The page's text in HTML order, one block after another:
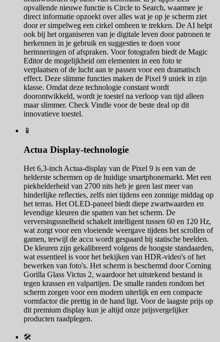
opvallende nieuwe functie is Circle to Search, waarmee je
direct informatie opzoekt over alles wat je op je scherm ziet
door er simpelweg een cirkel omheen te trekken. De AI helpt
ook bij het organiseren van je digitale leven door patronen te
herkennen in je gebruik en suggesties te doen voor
herinneringen of afspraken. Voor fotografen biedt de Magic
Editor de mogelijkheid om elementen in een foto te
verplaatsen of de lucht aan te passen voor een dramatisch
effect. Deze slimme functies maken de Pixel 9 uniek in zijn
klasse. Omdat deze technologie constant wordt
doorontwikkeld, wordt je toestel na verloop van tijd alleen
maar slimmer. Check Vindle voor de beste deal op dit
innovatieve toestel.
📱
Actua Display-technologie
Het 6,3-inch Actua-display van de Pixel 9 is een van de
helderste schermen op de huidige smartphonemarkt. Met een
piekhelderheid van 2700 nits heb je geen last meer van
hinderlijke reflecties, zelfs niet tijdens een zonnige middag op
het terras. Het OLED-paneel biedt diepe zwartwaarden en
levendige kleuren die spatten van het scherm. De
verversingssnelheid schakelt intelligent tussen 60 en 120 Hz,
wat zorgt voor een vloeiende weergave tijdens het scrollen of
gamen, terwijl de accu wordt gespaard bij statische beelden.
De kleuren zijn gekalibreerd volgens de hoogste standaarden,
wat essentieel is voor het bekijken van HDR-video's of het
bewerken van foto's. Het scherm is beschermd door Corning
Gorilla Glass Victus 2, waardoor het uitstekend bestand is
tegen krassen en valpartijen. De smalle randen rondom het
scherm zorgen voor een modern uiterlijk en een compacte
vormfactor die prettig in de hand ligt. Voor de laagste prijs op
dit premium display kun je altijd onze prijsvergelijker
producten raadplegen.
🛠️